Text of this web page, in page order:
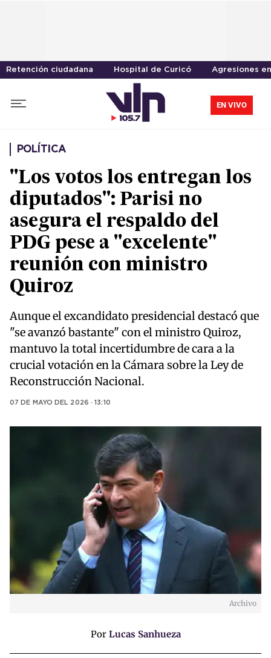
Retención ciudadana Hospital de Curicó Agresiones
EN VIVO
POLÍTICA
"Los votos los entregan los
diputados": Parisi no
asegura el respaldo del
PDG pese a "excelente"
reunión con ministro
Quiroz
Aunque el excandidato presidencial destacó que
"se avanzó bastante" con el ministro Quiroz,
mantuvo la total incertidumbre de cara a la
crucial votación en la Cámara sobre la Ley de
Reconstrucción Nacional.
07 DE MAYO DEL 2026 · 13:10
Archivo
Por Lucas Sanhueza